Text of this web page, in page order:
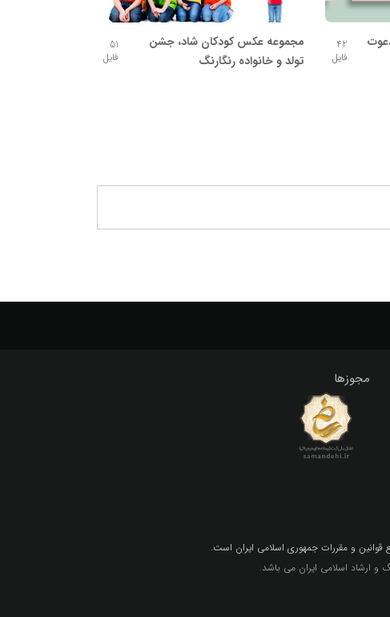
42
فایل
مجموعه عکس کودکان شاد، جشن
تولد و خانواده رنگارنگ
51
فایل
مجوزها
و مقررات جمهوري اسلامي ايران است.
ارشاد اسلامی ایران می باشد.